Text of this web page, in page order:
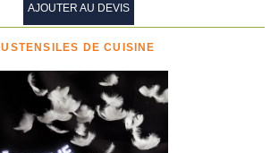
AJOUTER AU DEVIS
USTENSILES DE CUISINE